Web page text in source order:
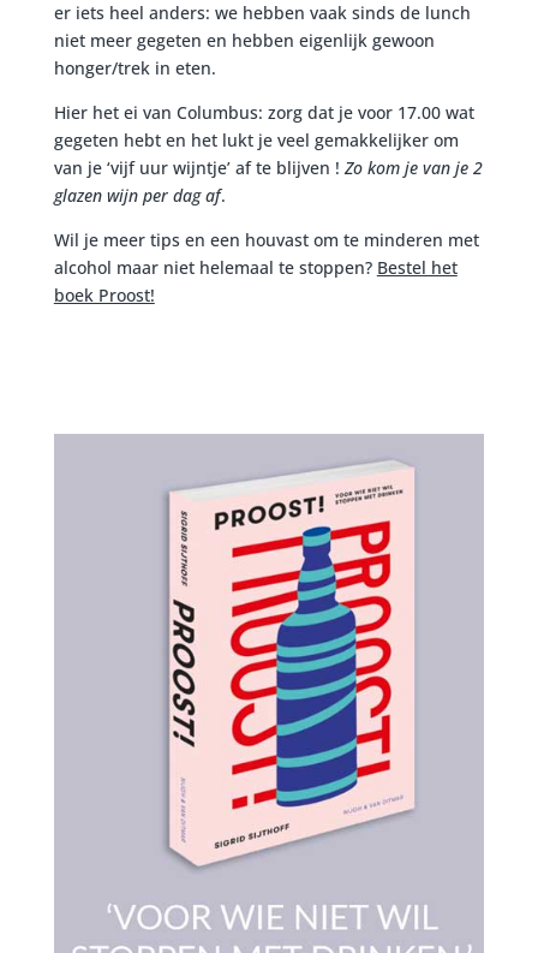
er iets heel anders: we hebben vaak sinds de lunch
niet meer gegeten en hebben eigenlijk gewoon
honger/trek in eten.
Hier het ei van Columbus: zorg dat je voor 17.00 wat
gegeten hebt en het lukt je veel gemakkelijker om
van je ‘vijf uur wijntje’ af te blijven ! Zo kom je van je 2
glazen wijn per dag af.
Wil je meer tips en een houvast om te minderen met
alcohol maar niet helemaal te stoppen? Bestel het
boek Proost!